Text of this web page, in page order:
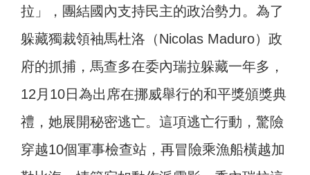
拉」，團結國內支持民主的政治勢力。為了
躲藏獨裁領袖馬杜洛（Nicolas Maduro）政
府的抓捕，馬查多在委內瑞拉躲藏一年多，
12月10日為出席在挪威舉行的和平獎頒獎典
禮，她展開秘密逃亡。這項逃亡行動，驚險
穿越10個軍事檢查站，再冒險乘漁船橫越加